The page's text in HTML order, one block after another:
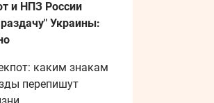
и НПЗ России
Украины:
каким знакам
перепишут